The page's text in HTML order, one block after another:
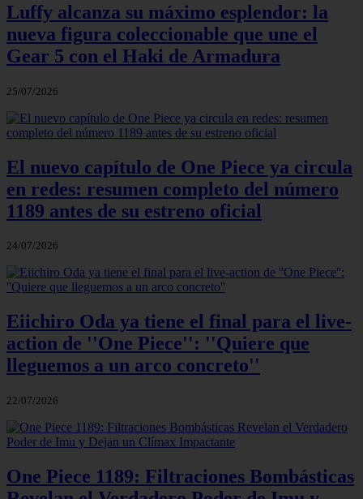
Luffy alcanza su máximo esplendor: la
nueva figura coleccionable que une el
Gear 5 con el Haki de Armadura
25/07/2026
El nuevo capítulo de One Piece ya circula
en redes: resumen completo del número
1189 antes de su estreno oficial
24/07/2026
Eiichiro Oda ya tiene el final para el live-
action de ''One Piece'': ''Quiere que
lleguemos a un arco concreto''
22/07/2026
One Piece 1189: Filtraciones Bombásticas